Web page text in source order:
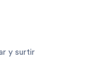
y surtir